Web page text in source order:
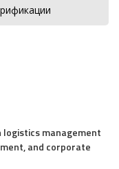
management
and corporate